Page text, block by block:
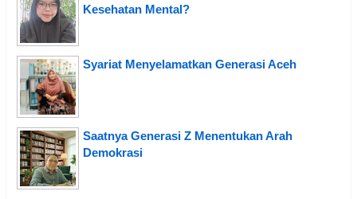
Kesehatan Mental?
Syariat Menyelamatkan Generasi Aceh
Saatnya Generasi Z Menentukan Arah
Demokrasi